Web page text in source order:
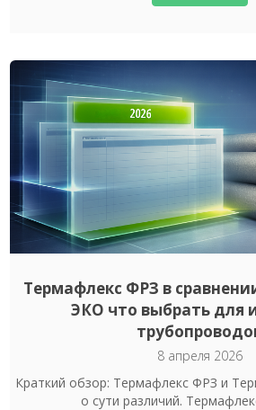
Термафлекс ФРЗ в
ЭКО что выбрать для
8 апреля 2026
Краткий обзор: Термафлекс ФРЗ и
о сути различий.